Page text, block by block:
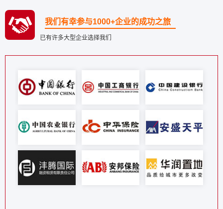
我们有幸参与1000+企业的成功之旅
已有许多大型企业选择我们